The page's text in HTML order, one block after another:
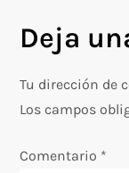
g
a
Deja
Tu dirección de
Los campos
Comentario *